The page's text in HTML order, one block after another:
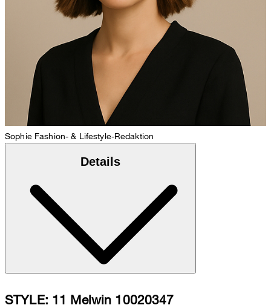
Sophie Fashion- & Lifestyle-Redaktion
Details
STYLE: 11 Melwin 10020347